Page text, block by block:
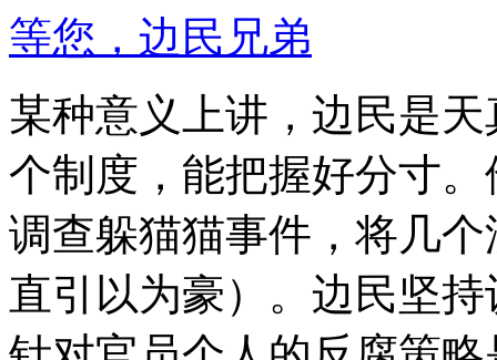
等您，边民兄弟
某种意义上讲，边民是
个制度，能把握好分寸
调查躲猫猫事件，将几
直引以为豪）。边民坚